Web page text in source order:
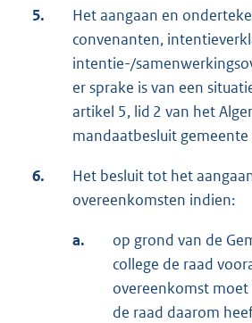
5.
Het aangaan en
convenanten,
intentie-/
er sprake is van een
artikel 5, lid 2 van het
mandaatbesluit
6.
Het besluit tot het
overeenkomsten indien:
a.
op grond van de
college de raad
overeenkomst
de raad daarom